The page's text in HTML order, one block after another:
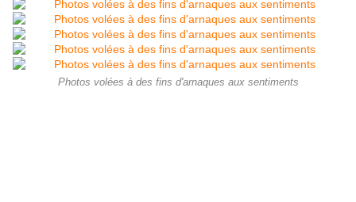
Photos volées à des fins d'arnaques aux sentiments